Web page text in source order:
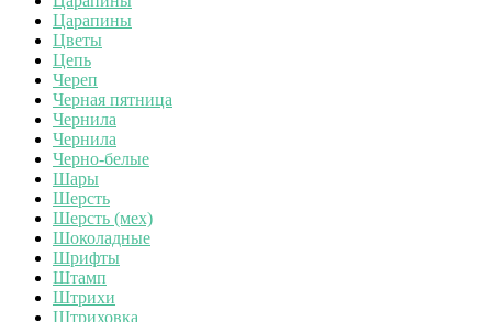
Царапины
Цветы
Цепь
Череп
Черная пятница
Чернила
Чернила
Черно-белые
Шары
Шерсть
Шерсть (мех)
Шоколадные
Шрифты
Штамп
Штрихи
Штриховка